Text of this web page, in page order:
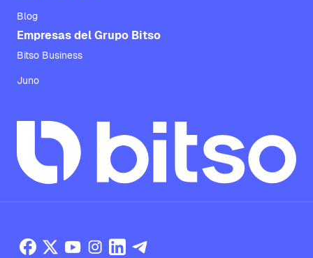
Blog
Empresas del Grupo Bitso
Bitso Business
Juno